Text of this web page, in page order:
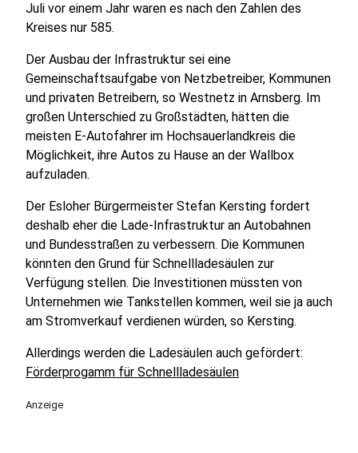
Juli vor einem Jahr waren es nach den Zahlen des
Kreises nur 585.
Der Ausbau der Infrastruktur sei eine
Gemeinschaftsaufgabe von Netzbetreiber, Kommunen
und privaten Betreibern, so Westnetz in Arnsberg. Im
großen Unterschied zu Großstädten, hätten die
meisten E-Autofahrer im Hochsauerlandkreis die
Möglichkeit, ihre Autos zu Hause an der Wallbox
aufzuladen.
Der Esloher Bürgermeister Stefan Kersting fordert
deshalb eher die Lade-Infrastruktur an Autobahnen
und Bundesstraßen zu verbessern. Die Kommunen
könnten den Grund für Schnellladesäulen zur
Verfügung stellen. Die Investitionen müssten von
Unternehmen wie Tankstellen kommen, weil sie ja auch
am Stromverkauf verdienen würden, so Kersting.
Allerdings werden die Ladesäulen auch gefördert:
Förderprogamm für Schnellladesäulen
Anzeige